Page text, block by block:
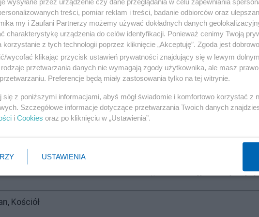
rozmów nie tylko zakładając, że ksiądz Sowa był członkiem tej politycznej mafii, ale też z
czy się więcej dowiedział?
Grzegorz GPS
Przyjmować czy
Kościół
treści, pomiar reklam i treści, badanie odbiorców oraz
my i Zaufani Partnerzy możemy używać dokładnych danych
charakterystykę urządzenia do celów identyfikacji. Ponieważ cenimy Twoją
korzystanie z tych technologii poprzez kliknięcie „Akceptuję”. Zgoda jest
wycofać klikając przycisk ustawień prywatności znajdujący się w lewym
przetwarzania danych nie wymagają zgody użytkownika, ale masz
Preferencje będą miały zastosowania tylko na tej witrynie.
się z poniższymi informacjami, abyś mógł świadomie i komfortowo korzystać z
Szczegółowe informacje dotyczące przetwarzania Twoich danych
i Cookies oraz po kliknięciu w „Ustawienia”.
USTAWIENIA